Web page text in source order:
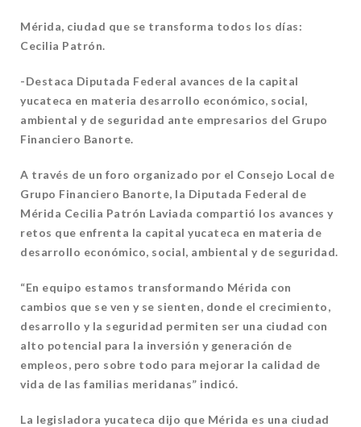
Mérida, ciudad que se transforma todos los días:
Cecilia Patrón.
-Destaca Diputada Federal avances de la capital
yucateca en materia desarrollo económico, social,
ambiental y de seguridad ante empresarios del Grupo
Financiero Banorte.
A través de un foro organizado por el Consejo Local de
Grupo Financiero Banorte, la Diputada Federal de
Mérida Cecilia Patrón Laviada compartió los avances y
retos que enfrenta la capital yucateca en materia de
desarrollo económico, social, ambiental y de seguridad.
“En equipo estamos transformando Mérida con
cambios que se ven y se sienten, donde el crecimiento,
desarrollo y la seguridad permiten ser una ciudad con
alto potencial para la inversión y generación de
empleos, pero sobre todo para mejorar la calidad de
vida de las familias meridanas” indicó.
La legisladora yucateca dijo que Mérida es una ciudad